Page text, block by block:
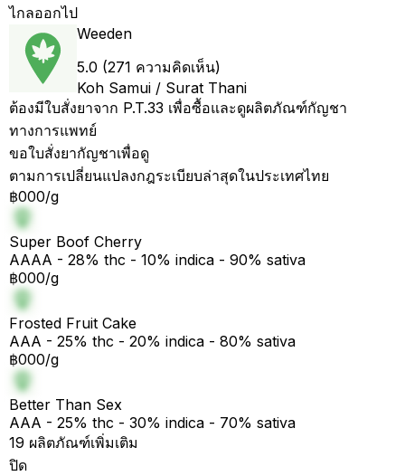
ไกลออกไป
Weeden
5.0 (271 ความคิดเห็น)
Koh Samui / Surat Thani
ต้องมีใบสั่งยาจาก P.T.33 เพื่อซื้อและดูผลิตภัณฑ์กัญชา
ทางการแพทย์
ขอใบสั่งยากัญชาเพื่อดู
ตามการเปลี่ยนแปลงกฎระเบียบล่าสุดในประเทศไทย
฿000/g
Super Boof Cherry
AAAA - 28% thc - 10% indica - 90% sativa
฿000/g
Frosted Fruit Cake
AAA - 25% thc - 20% indica - 80% sativa
฿000/g
Better Than Sex
AAA - 25% thc - 30% indica - 70% sativa
19 ผลิตภัณฑ์เพิ่มเติม
ปิด